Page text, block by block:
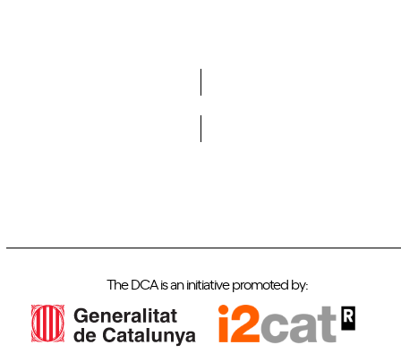
The DCA is an initiative promoted by: